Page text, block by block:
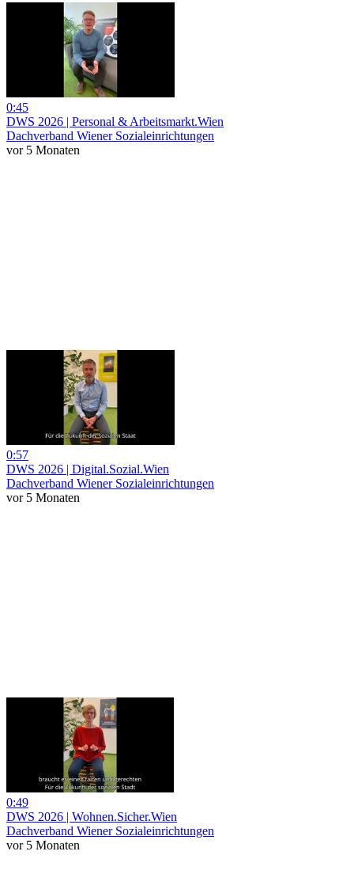
0:45
DWS 2026 | Personal & Arbeitsmarkt.Wien
Dachverband Wiener Sozialeinrichtungen
vor 5 Monaten
0:57
DWS 2026 | Digital.Sozial.Wien
Dachverband Wiener Sozialeinrichtungen
vor 5 Monaten
0:49
DWS 2026 | Wohnen.Sicher.Wien
Dachverband Wiener Sozialeinrichtungen
vor 5 Monaten